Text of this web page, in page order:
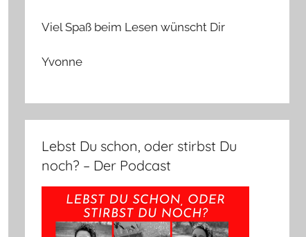
Viel Spaß beim Lesen wünscht Dir
Yvonne
Lebst Du schon, oder stirbst Du
noch? – Der Podcast